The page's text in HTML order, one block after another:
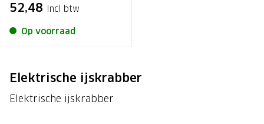
52,48 Incl btw
Op voorraad
Elektrische ijskrabber
Elektrische ijskrabber